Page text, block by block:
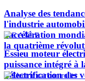
Analyse des
l'industrie
l'accélération
la quatrième
Essieu moteur
puissance intégré à
l’électrification des